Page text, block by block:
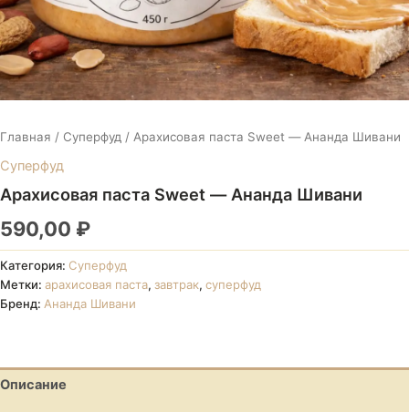
Главная / Суперфуд / Арахисовая паста Sweet — Ананда Шивани
Суперфуд
Арахисовая паста Sweet — Ананда Шивани
590,00 ₽
Категория: Суперфуд
Метки: арахисовая паста, завтрак, суперфуд
Бренд: Ананда Шивани
Описание